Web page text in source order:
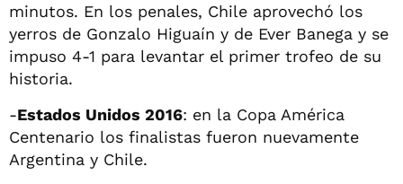
minutos. En los penales, Chile aprovechó los
yerros de Gonzalo Higuaín y de Ever Banega y se
impuso 4-1 para levantar el primer trofeo de su
historia.
-Estados Unidos 2016: en la Copa América
Centenario los finalistas fueron nuevamente
Argentina y Chile.